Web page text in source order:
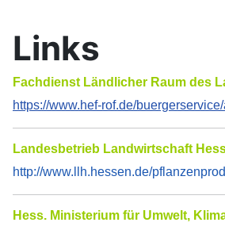
Links
Fachdienst Ländlicher Raum des
https://www.hef-rof.de/
Landesbetrieb Landwirtschaft
http://www.llh.hessen.de/
Hess. Ministerium für Umwelt,